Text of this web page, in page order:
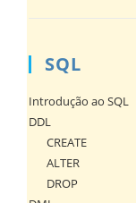
SQL
Introdução ao SQL
DDL
CREATE
ALTER
DROP